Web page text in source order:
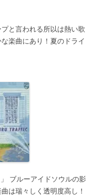
と言われる所以は熱い歌
楽曲にあり！夏のドライ
ブルーアイドソウルの影
は瑞々しく透明度高し！